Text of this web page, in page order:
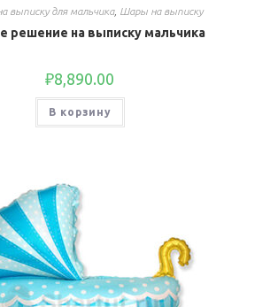
выписку для мальчика, Шары на выписку
решение на выписку мальчика
₽8,890.00
В корзину